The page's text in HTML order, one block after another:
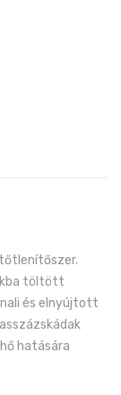
töltött
és elnyújtott
hatására